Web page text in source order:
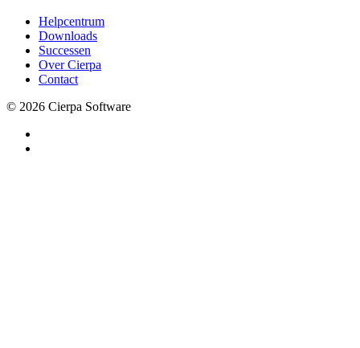
Helpcentrum
Downloads
Successen
Over Cierpa
Contact
© 2026 Cierpa Software